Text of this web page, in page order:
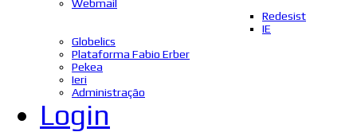
Webmail
Redesist
IE
Globelics
Plataforma Fabio Erber
Pekea
Ieri
Administração
Login